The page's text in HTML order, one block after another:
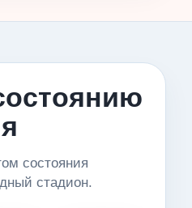
состояния
стадион.